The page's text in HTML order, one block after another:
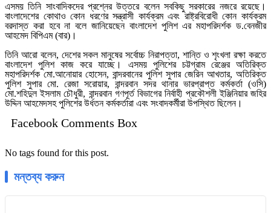
এসময় তিনি সাংবাদিকদের প্রশ্নের উত্তরে বলেন সবকিছু সরকারের নজরে রয়েছে।
বাংলাদেশের কোথাও কোন ধরণের সন্ত্রাসী কার্যক্রম এবং রাষ্ট্রবিরোধী কোন কার্যক্রম
বরদাস্ত করা হবে না বলে জানিয়েছেন বাংলাদেশ পুলিশ এর মহাপরিদর্শক ড.বেনজীর
আহমেদ বিপিএম (বার)।
তিনি আরো বলেন, দেশের সকল মানুষের সর্বোচ্চ নিরাপত্তা, শান্তি ও শৃংখলা রক্ষা করতে
বাংলাদেশ পুলিশ কাজ করে যাচ্ছে। এসময় পুলিশের চট্টগ্রাম রেঞ্জের অতিরিক্ত
মহাপরিদর্শক মো.আনোয়ার হোসেন, বান্দরবানের পুলিশ সুপার জেরিন আখতার, অতিরিক্ত
পুলিশ সুপার মো. রেজা সরোয়ার, বান্দরবান সদর থানার ভারপ্রাপ্ত কর্মকর্তা (ওসি)
মো.শহিদুল ইসলাম চৌধুরী, বান্দরবান গণপূর্ত বিভাগের নির্বাহী প্রকৌশলী ইঞ্জিনিয়ার জহির
উদ্দিন আহমেদসহ পুলিশের উর্ধতন কর্মকর্তারা এবং সংবাদকর্মীরা উপস্থিত ছিলেন।
Facebook Comments Box
No tags found for this post.
মন্তব্য করুন